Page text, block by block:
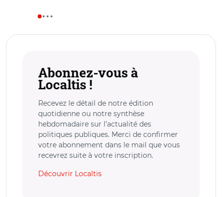
Abonnez-vous à
Localtis !
Recevez le détail de notre édition
quotidienne ou notre synthèse
hebdomadaire sur l’actualité des
politiques publiques. Merci de confirmer
votre abonnement dans le mail que vous
recevrez suite à votre inscription.
Découvrir Localtis